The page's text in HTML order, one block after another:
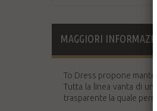
MAGGIORI
To Dress propone
Tutta la linea vanta di
trasparente la quale